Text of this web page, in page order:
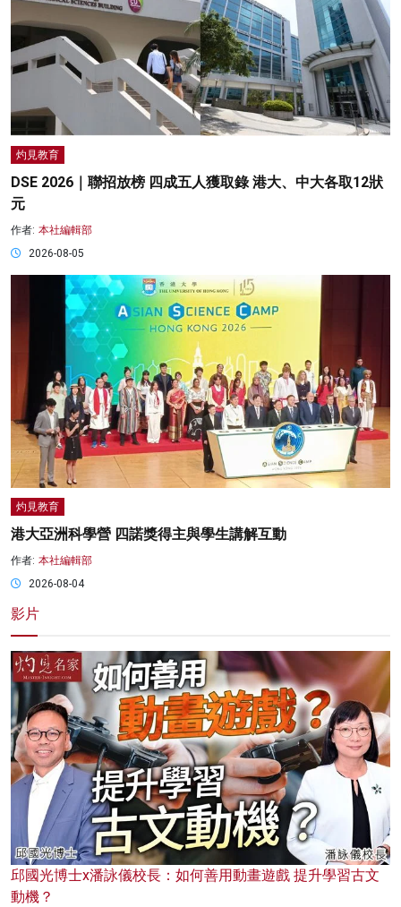
灼見教育
DSE 2026｜聯招放榜 四成五人獲取錄 港大、中大各取12狀
元
作者: 本社編輯部
2026-08-05
灼見教育
港大亞洲科學營 四諾獎得主與學生講解互動
作者: 本社編輯部
2026-08-04
影片
邱國光博士x潘詠儀校長：如何善用動畫遊戲 提升學習古文
動機？